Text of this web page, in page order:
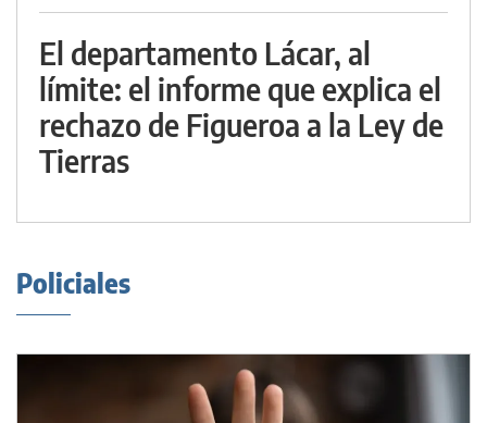
El departamento Lácar, al
límite: el informe que explica el
rechazo de Figueroa a la Ley de
Tierras
Policiales